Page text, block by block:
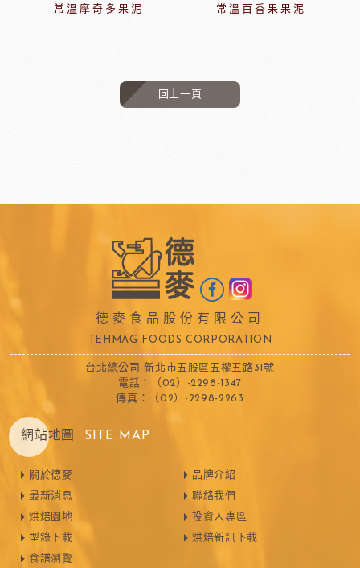
常溫摩奇多果泥
常溫百香果果泥
回上一頁
德麥食品股份有限公司
TEHMAG FOODS CORPORATION
台北總公司 新北市五股區五權五路31號
電話：（02）-2298-1347
傳真：（02）-2298-2263
網站地圖 SITE MAP
關於德麥
最新消息
烘焙園地
型錄下載
食譜瀏覽
品牌介紹
聯絡我們
投資人專區
烘焙新訊下載